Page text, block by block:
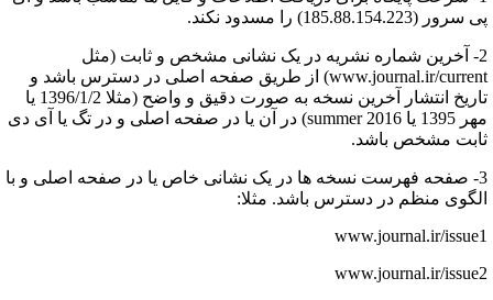
(185.88.154.223) را مسدود نکند.
2- آخرین شماره نشریه در یک نشانی مشخص و ثابت (مثل
www.journal.ir/current) از طریق صفحه اصلی در دسترس باشد و
تاریخ انتشار آخرین نسخه به صورت دقیق و واضح (مثلا 1396/1/2 یا
مهر 1395 یا summer 2016) در آن یا در صفحه اصلی و در تگ یا آی دی
مشخص باشد.
3- صفحه فهرست نسخه ها در یک نشانی خاص یا در صفحه اصلی و با
منظم در دسترس باشد. مثلا:
www.journal.ir/
www.journal.ir/